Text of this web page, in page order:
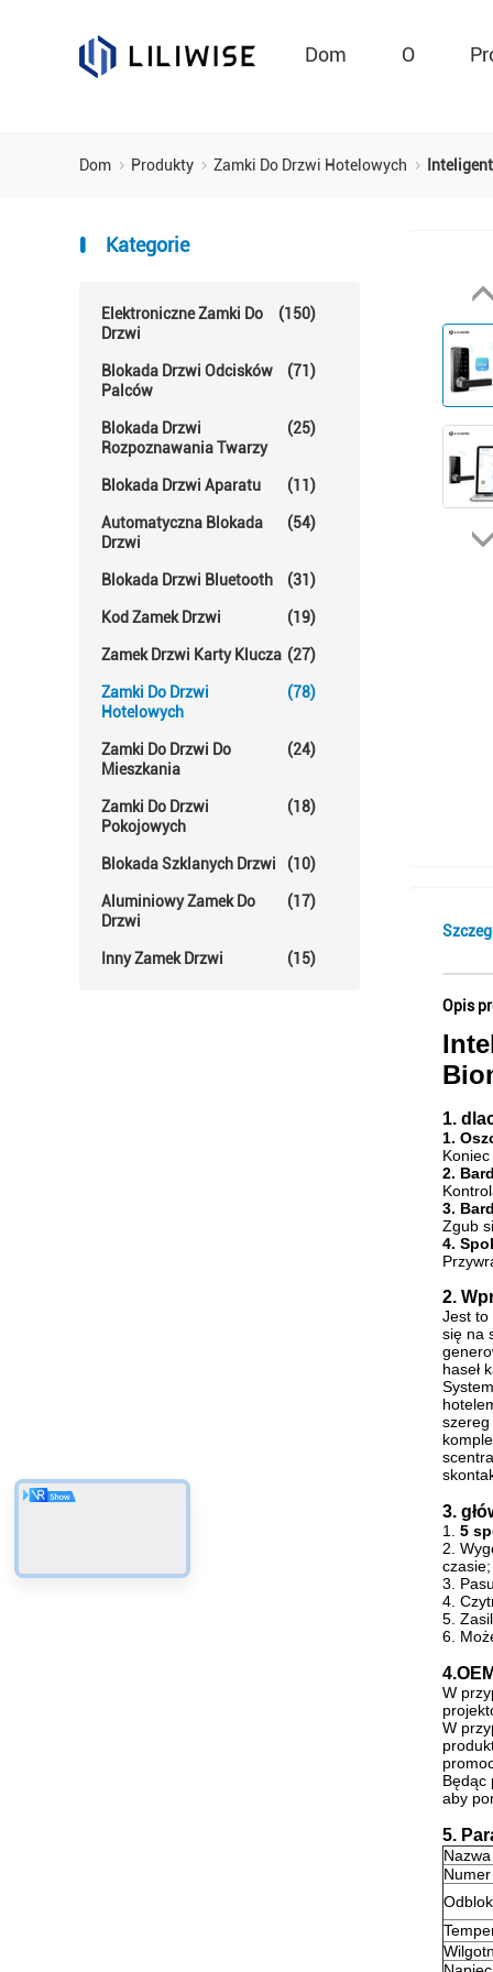
Dom O
Dom Produkty Zamki Do Drzwi Hotelowych
Kategorie
Elektroniczne Zamki Do
Drzwi
(150)
Blokada Drzwi Odcisków
Palców
(71)
Blokada Drzwi
Rozpoznawania Twarzy
(25)
Blokada Drzwi Aparatu (11)
Automatyczna Blokada
Drzwi
(54)
Blokada Drzwi Bluetooth (31)
Kod Zamek Drzwi (19)
Zamek Drzwi Karty Klucza (27)
Zamki Do Drzwi
Hotelowych
(78)
Zamki Do Drzwi Do
Mieszkania
(24)
Zamki Do Drzwi
Pokojowych
(18)
Blokada Szklanych Drzwi (10)
Aluminiowy Zamek Do
Drzwi
(17)
Inny Zamek Drzwi (15)
Opis
1.
1.
2.
3.
Zgub
4.
2.
Jest to
się na
haseł
3.
1. 5
2.
czasie;
3.
4.
5.
6.
W
W
Będąc
aby
5.